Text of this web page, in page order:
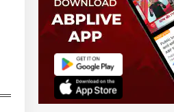
माजी कॅप्टन
अल हसनच्या घरावर
दगड आणि पेट्रोल बॉम्ब
फेकले; हल्ला का केला,
काय घडलं?